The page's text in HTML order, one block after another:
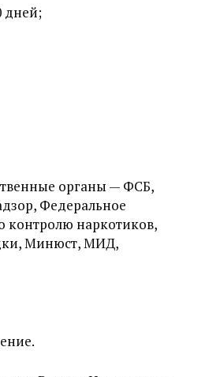
дней;
органы — ФСБ,
Федеральное
контролю наркотиков,
Минюст, МИД,